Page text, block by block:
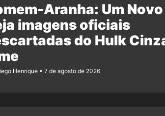
Aranha: Um Novo
imagens oficiais
do Hulk
Henrique 7 de agosto de 2026